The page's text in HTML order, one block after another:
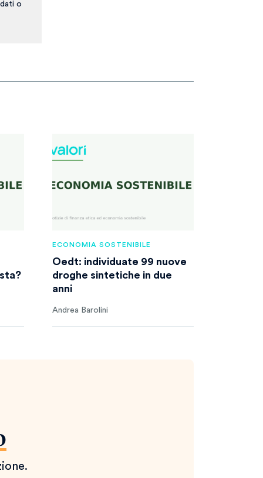
o
ECONOMIA SOSTENIBILE
Oedt: individuate 99 nuove
droghe sintetiche in due
anni
Andrea Barolini